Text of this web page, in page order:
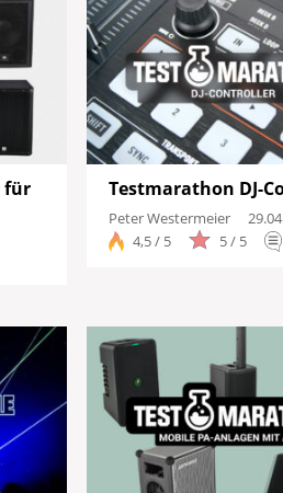
für
Testmarathon DJ-
Peter Westermeier
4,5 / 5
5 / 5